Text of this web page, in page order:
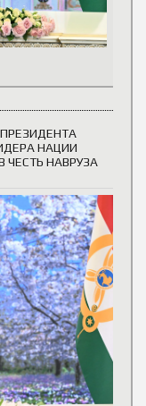
НАЦИИ
НАВРУЗА